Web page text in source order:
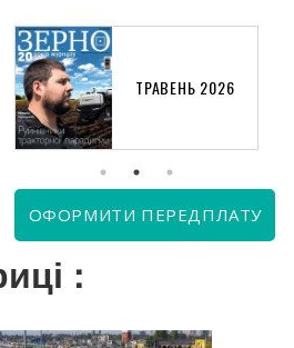
ТРАВЕНЬ 2026
ОФОРМИТИ ПЕРЕДПЛАТУ
: